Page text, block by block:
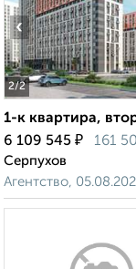
2/2
‹
1-к квартира,
6 109 545 ₽ 161
Серпухов
Агентство,